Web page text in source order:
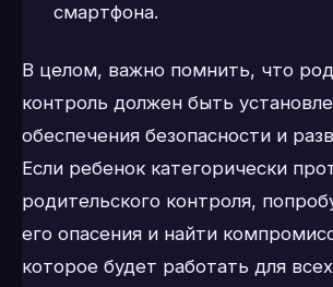
смартфона.
В целом, важно помнить, что
контроль должен быть
обеспечения безопасности и
Если ребенок категорически
родительского контроля,
его опасения и найти
которое будет работать для